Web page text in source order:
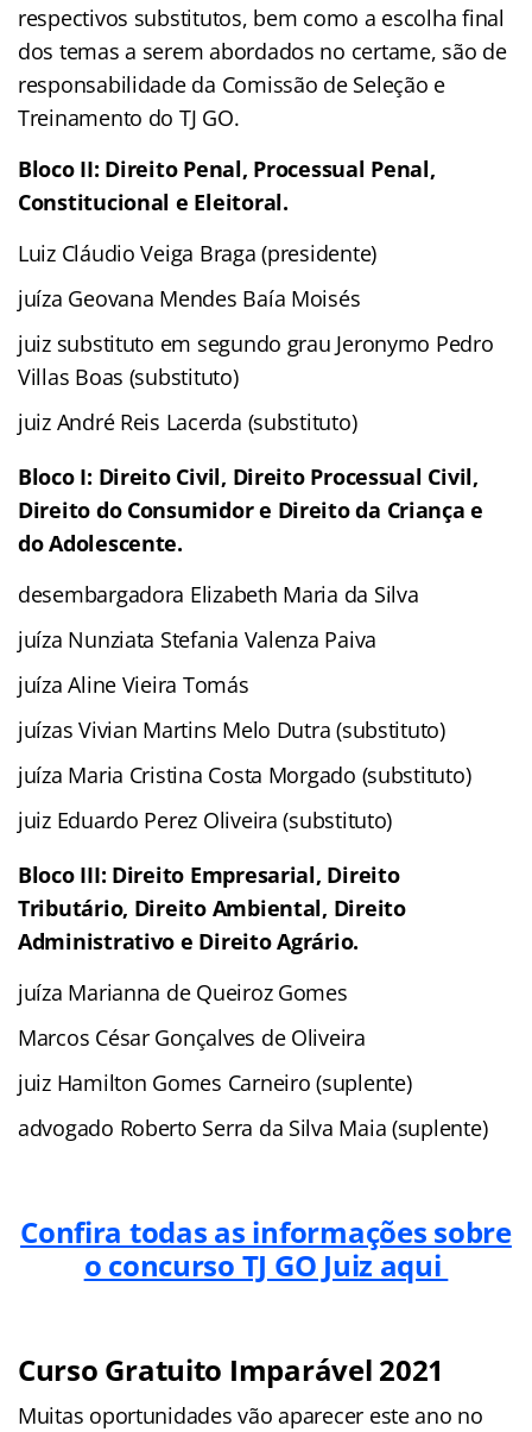
respectivos substitutos, bem como a escolha final
dos temas a serem abordados no certame, são de
responsabilidade da Comissão de Seleção e
Treinamento do TJ GO.
Bloco II: Direito Penal, Processual Penal,
Constitucional e Eleitoral.
Luiz Cláudio Veiga Braga (presidente)
juíza Geovana Mendes Baía Moisés
juiz substituto em segundo grau Jeronymo Pedro
Villas Boas (substituto)
juiz André Reis Lacerda (substituto)
Bloco I: Direito Civil, Direito Processual Civil,
Direito do Consumidor e Direito da Criança e
do Adolescente.
desembargadora Elizabeth Maria da Silva
juíza Nunziata Stefania Valenza Paiva
juíza Aline Vieira Tomás
juízas Vivian Martins Melo Dutra (substituto)
juíza Maria Cristina Costa Morgado (substituto)
juiz Eduardo Perez Oliveira (substituto)
Bloco III: Direito Empresarial, Direito
Tributário, Direito Ambiental, Direito
Administrativo e Direito Agrário.
juíza Marianna de Queiroz Gomes
Marcos César Gonçalves de Oliveira
juiz Hamilton Gomes Carneiro (suplente)
advogado Roberto Serra da Silva Maia (suplente)
Confira todas as informações sobre
o concurso TJ GO Juiz aqui
Curso Gratuito Imparável 2021
Muitas oportunidades vão aparecer este ano no